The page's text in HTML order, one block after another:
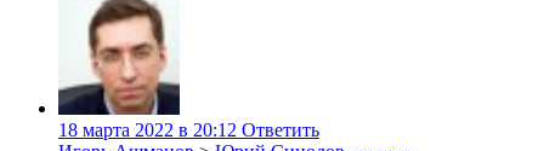
18 марта 2022 в 20:12 Ответить